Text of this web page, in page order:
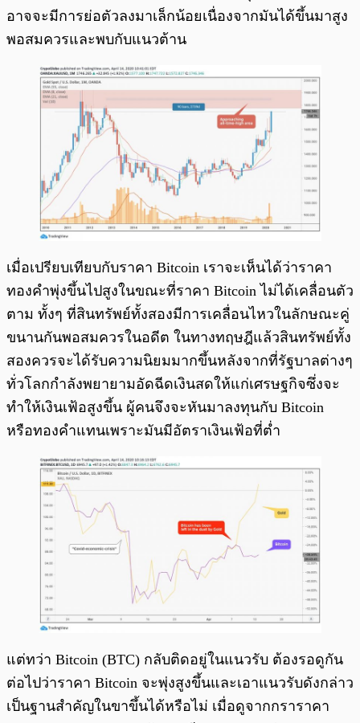
อาจจะมีการย่อตัวลงมาเล็กน้อยเนื่องจากมันได้ขึ้นมาสูง
พอสมควรและพบกับแนวต้าน
เมื่อเปรียบเทียบกับราคา Bitcoin เราจะเห็นได้ว่าราคา
ทองคำพุ่งขึ้นไปสูงในขณะที่ราคา Bitcoin ไม่ได้เคลื่อนตัว
ตาม ทั้งๆ ที่สินทรัพย์ทั้งสองมีการเคลื่อนไหวในลักษณะคู่
ขนานกันพอสมควรในอดีต ในทางทฤษฎีแล้วสินทรัพย์ทั้ง
สองควรจะได้รับความนิยมมากขึ้นหลังจากที่รัฐบาลต่างๆ
ทั่วโลกกำลังพยายามอัดฉีดเงินสดให้แก่เศรษฐกิจซึ่งจะ
ทำให้เงินเฟ้อสูงขึ้น ผู้คนจึงจะหันมาลงทุนกับ Bitcoin
หรือทองคำแทนเพราะมันมีอัตราเงินเฟ้อที่ต่ำ
แต่ทว่า Bitcoin (BTC) กลับติดอยู่ในแนวรับ ต้องรอดูกัน
ต่อไปว่าราคา Bitcoin จะพุ่งสูงขึ้นและเอาแนวรับดังกล่าว
เป็นฐานสำคัญในขาขึ้นได้หรือไม่ เมื่อดูจากกราราคา